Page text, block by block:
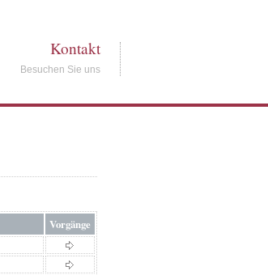
Kontakt
Besuchen Sie uns
Vorgänge